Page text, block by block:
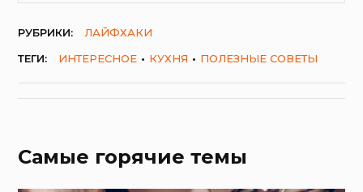
РУБРИКИ:
ЛАЙФХАКИ
ТЕГИ:
ИНТЕРЕСНОЕ КУХНЯ ПОЛЕЗНЫЕ СОВЕТЫ
Самые горячие темы